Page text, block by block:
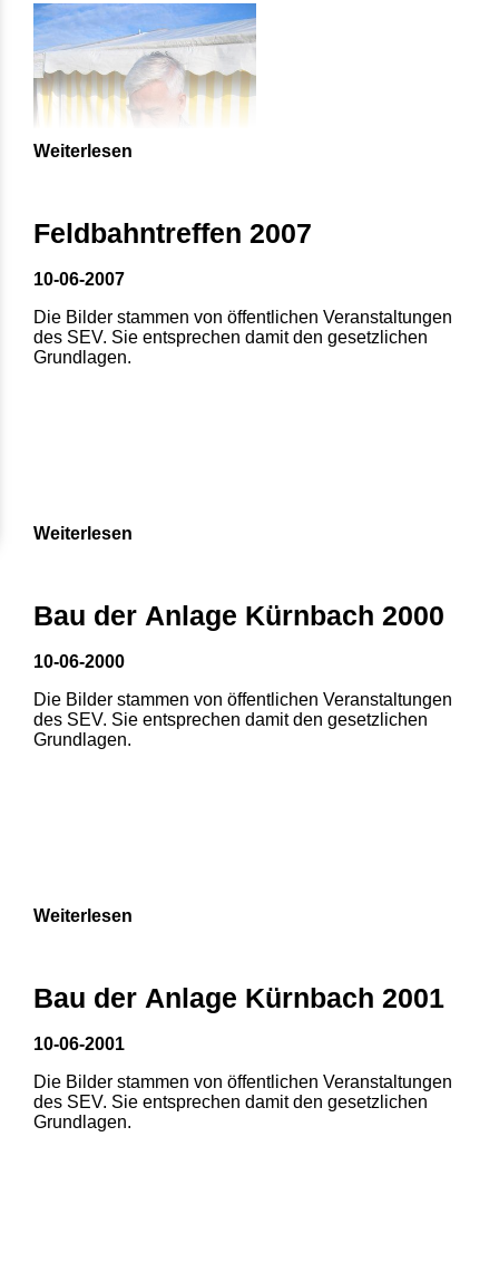
Weiterlesen
Feldbahntreffen 2007
10-06-2007
Die Bilder stammen von öffentlichen Veranstaltungen
des SEV. Sie entsprechen damit den gesetzlichen
Grundlagen.
Weiterlesen
Bau der Anlage Kürnbach 2000
10-06-2000
Die Bilder stammen von öffentlichen Veranstaltungen
des SEV. Sie entsprechen damit den gesetzlichen
Grundlagen.
Weiterlesen
Bau der Anlage Kürnbach 2001
10-06-2001
Die Bilder stammen von öffentlichen Veranstaltungen
des SEV. Sie entsprechen damit den gesetzlichen
Grundlagen.